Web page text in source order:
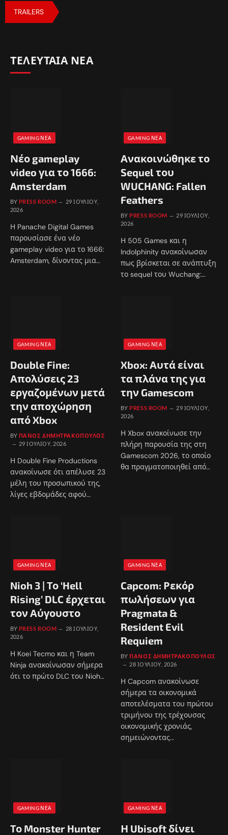
TRAILERS
TΕΛΕΥΤΑΙΑ ΝΕΑ
GAMING ΝΈΑ
Νέο gameplay
video για το 1666:
Amsterdam
BY PRESS ROOM
29 ΙΟΥΛΊΟΥ,
2026
Η Panache Digital Games
παρουσίασε ένα νέο
gameplay video για το 1666:
Amsterdam, δίνοντας μια…
GAMING ΝΈΑ
Ανακοινώθηκε το
Sequel του
WUCHANG: Fallen
Feathers
BY PRESS ROOM
29 ΙΟΥΛΊΟΥ,
2026
Η 505 Games και η
Indolphinity ανακοίνωσαν
πως βρίσκεται σε ανάπτυξη
το sequel του Wuchang:…
GAMING ΝΈΑ
Double Fine:
Απολύσεις 23
εργαζομένων μετά
την αποχώρηση
από Xbox
BY ΠΆΝΟΣ ΔΗΜΗΤΡΑΚΌΠΟΥΛΟΣ
29 ΙΟΥΛΊΟΥ, 2026
Η Double Fine Productions
ανακοίνωσε ότι απέλυσε 23
μέλη του προσωπικού της,
λίγες εβδομάδες αφού…
GAMING ΝΈΑ
Xbox: Αυτά είναι
τα πλάνα της για
την Gamescom
BY PRESS ROOM
29 ΙΟΥΛΊΟΥ,
2026
Η Xbox ανακοίνωσε την
πλήρη παρουσία της στη
Gamescom 2026, το οποίο
θα πραγματοποιηθεί από…
GAMING ΝΈΑ
Nioh 3 | Το ‘Hell
Rising’ DLC έρχεται
τον Αύγουστο
BY PRESS ROOM
28 ΙΟΥΛΊΟΥ,
2026
Η Koei Tecmo και η Team
Ninja ανακοίνωσαν σήμερα
ότι το πρώτο DLC του Nioh…
GAMING ΝΈΑ
Capcom: Ρεκόρ
πωλήσεων για
Pragmata &
Resident Evil
Requiem
BY ΠΆΝΟΣ ΔΗΜΗΤΡΑΚΌΠΟΥΛΟΣ
28 ΙΟΥΛΊΟΥ, 2026
Η Capcom ανακοίνωσε
σήμερα τα οικονομικά
αποτελέσματα του πρώτου
τριμήνου της τρέχουσας
οικονομικής χρονιάς,
σημειώνοντας…
GAMING ΝΈΑ
Το Monster Hunter
GAMING ΝΈΑ
Η Ubisoft δίνει